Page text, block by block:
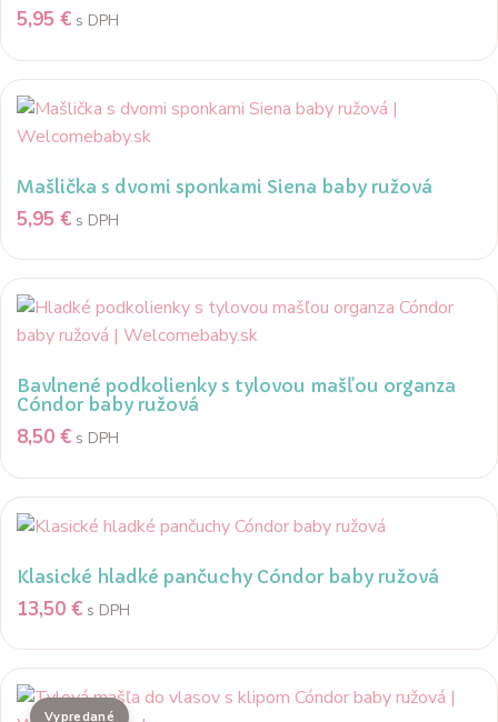
5,95 € s DPH
Mašlička s dvomi sponkami Siena baby ružová
5,95 € s DPH
Bavlnené podkolienky s tylovou mašľou organza
Cóndor baby ružová
8,50 € s DPH
Klasické hladké pančuchy Cóndor baby ružová
13,50 € s DPH